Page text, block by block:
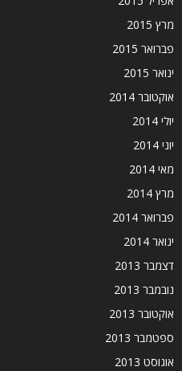
מרץ 2015
פברואר 2015
ינואר 2015
אוקטובר 2014
יולי 2014
יוני 2014
מאי 2014
מרץ 2014
פברואר 2014
ינואר 2014
דצמבר 2013
נובמבר 2013
אוקטובר 2013
ספטמבר 2013
אוגוסט 2013